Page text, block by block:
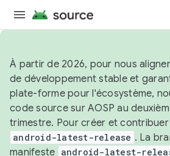
À partir de 2026, pour nous
de développement stable et
plate-forme pour l'écosystème,
code source sur AOSP au
trimestre. Pour créer et contribuer
android-latest-release . La
manifeste android-latest-